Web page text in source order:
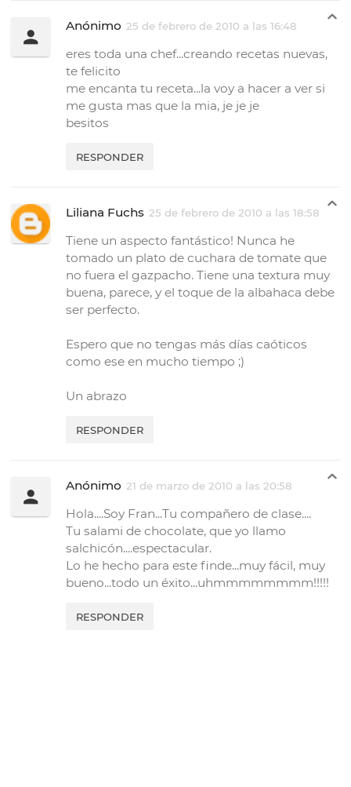
Anónimo 25 de febrero de 2010 a las 16:48
eres toda una chef...creando recetas nuevas,
te felicito
me encanta tu receta...la voy a hacer a ver si
me gusta mas que la mia, je je je
besitos
RESPONDER
Liliana Fuchs 25 de febrero de 2010 a las 18:58
Tiene un aspecto fantástico! Nunca he
tomado un plato de cuchara de tomate que
no fuera el gazpacho. Tiene una textura muy
buena, parece, y el toque de la albahaca debe
ser perfecto.
Espero que no tengas más días caóticos
como ese en mucho tiempo ;)
Un abrazo
RESPONDER
Anónimo 21 de marzo de 2010 a las 20:58
Hola....Soy Fran...Tu compañero de clase....
Tu salami de chocolate, que yo llamo
salchicón....espectacular.
Lo he hecho para este finde...muy fácil, muy
bueno...todo un éxito...uhmmmmmmmm!!!!!
RESPONDER